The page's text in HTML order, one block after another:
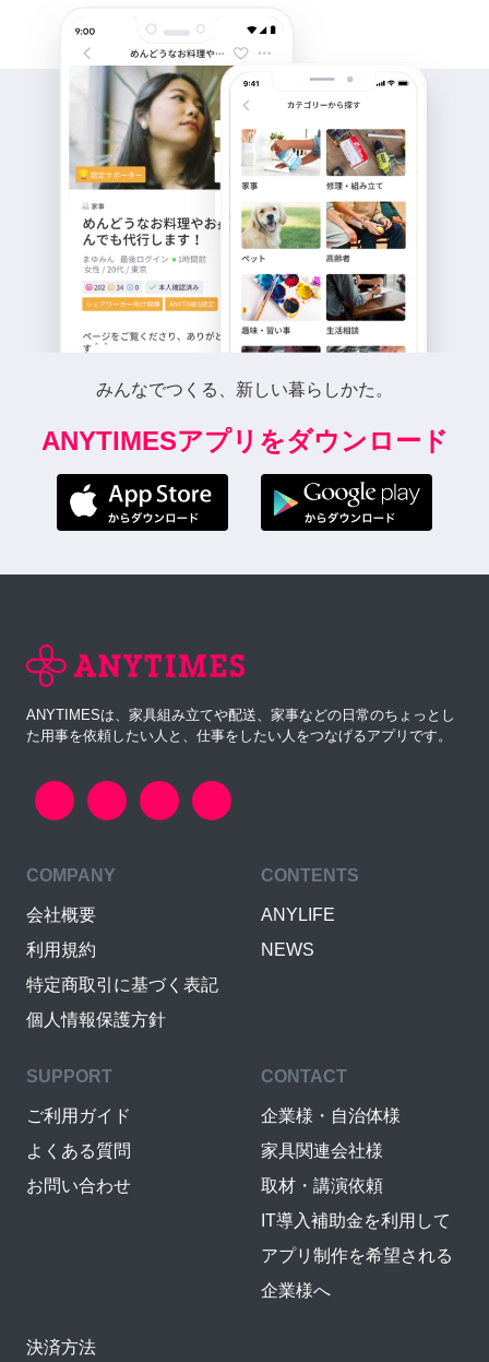
みんなでつくる、新しい暮らしかた。
ANYTIMESアプリをダウンロード
ANYTIMESは、家具組み立てや配送、家事などの日常のちょっとし
た用事を依頼したい人と、仕事をしたい人をつなげるアプリです。
COMPANY
会社概要
利用規約
特定商取引に基づく表記
個人情報保護方針
CONTENTS
ANYLIFE
NEWS
SUPPORT
ご利用ガイド
よくある質問
お問い合わせ
CONTACT
企業様・自治体様
家具関連会社様
取材・講演依頼
IT導入補助金を利用して
アプリ制作を希望される
企業様へ
決済方法